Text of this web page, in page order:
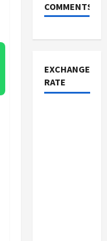
COMMENTS
EXCHANGE
RATE